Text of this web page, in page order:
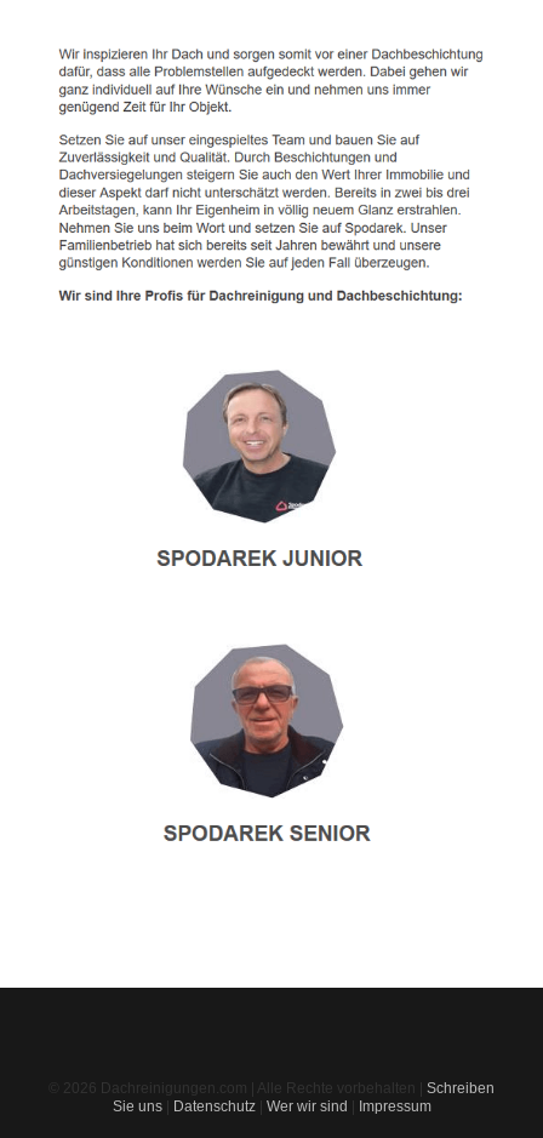
© 2026 Dachreinigungen.com | Alle Rechte vorbehalten | Schreiben
Sie uns| Datenschutz| Wer wir sind | Impressum